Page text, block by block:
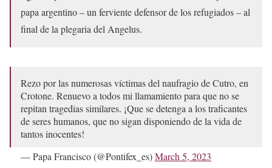
papa argentino – un ferviente defensor de los refugiados – al
final de la plegaria del Angelus.
Rezo por las numerosas víctimas del naufragio de Cutro, en
Crotone. Renuevo a todos mi llamamiento para que no se
repitan tragedias similares. ¡Que se detenga a los traficantes
de seres humanos, que no sigan disponiendo de la vida de
tantos inocentes!
— Papa Francisco (@Pontifex_es)March 5, 2023